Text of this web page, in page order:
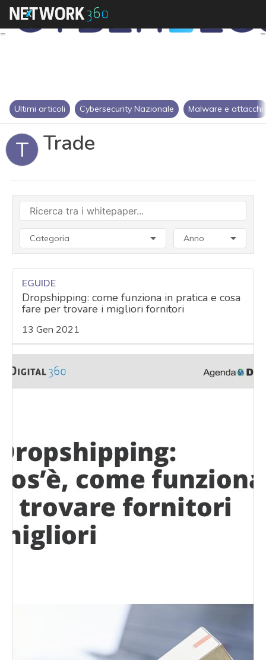
Ultimi articoli Cybersecurity Nazionale Malware e attacchi
T Trade
Categoria Anno
EGUIDE
Dropshipping: come funziona in pratica e cosa
fare per trovare i migliori fornitori
13 Gen 2021